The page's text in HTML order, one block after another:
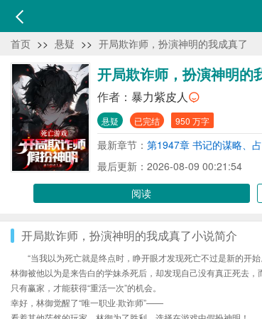
首页 >> 悬疑 >> 开局欺诈师，扮演神明的我成真了
开局欺诈师，扮演神明的
作者： 暴力紫皮人
悬疑 已完结 950 万字
最新章节： 第1947章 书记的谋略、
最后更新：2026-08-09 00:21:54
阅读
开局欺诈师，扮演神明的我成真了小说简介
“当我以为死亡就是终点时，睁开眼才发现死亡不过是新的开始
林御被他以为是来告白的学妹杀死后，却发现自己没有真正死去，
只有赢家，才能获得“重活一次”的机会。
幸好，林御觉醒了“唯一职业·欺诈师”——